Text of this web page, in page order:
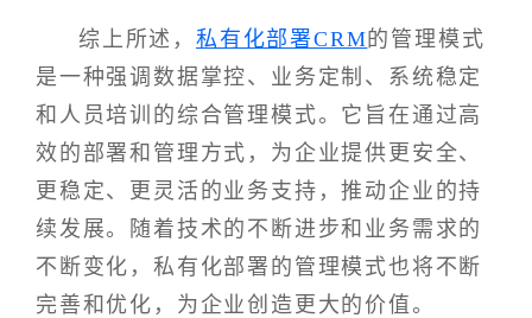
综上所述， 私有化部署CRM的管理模式
是一种强调数据掌控、业务定制、系统稳定
和人员培训的综合管理模式。它旨在通过高
效的部署和管理方式，为企业提供更安全、
更稳定、更灵活的业务支持，推动企业的持
续发展。随着技术的不断进步和业务需求的
不断变化，私有化部署的管理模式也将不断
完善和优化，为企业创造更大的价值。